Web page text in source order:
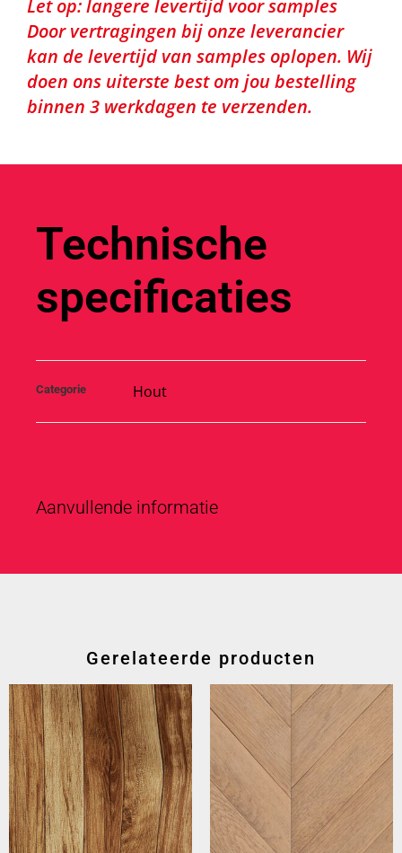
Let op: langere levertijd voor samples
Door vertragingen bij onze leverancier
kan de levertijd van samples oplopen. Wij
doen ons uiterste best om jou bestelling
binnen 3 werkdagen te verzenden.
Technische
specificaties
Categorie Hout
Aanvullende informatie
Gerelateerde producten